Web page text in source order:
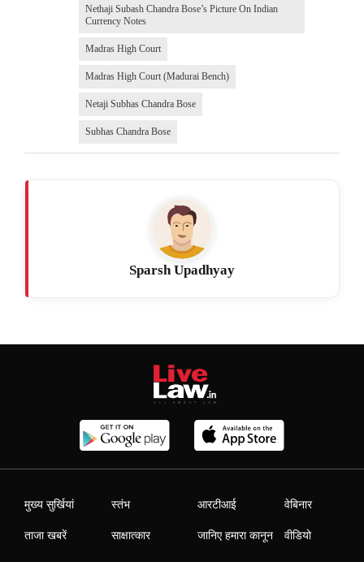
Nethaji Subash Chandra Bose’s Picture On Indian
Currency Notes
Madras High Court
Madras High Court (Madurai Bench)
Netaji Subhas Chandra Bose
Subhas Chandra Bose
Sparsh Upadhyay
मुख्य सुर्खियां
ताजा खबरें
स्तंभ
साक्षात्कार
आरटीआई
जानिए हमारा कानून
वेबिनार
वीडियो